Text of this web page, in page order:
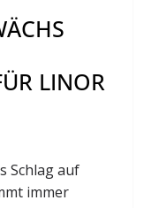
LINOR
Schlag auf
immer